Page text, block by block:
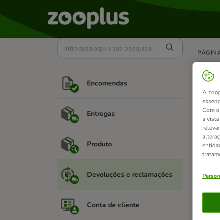
Encomendas
Entregas
Produto
Devoluções e reclamações
Conta de cliente
Ao
Para
A
Com
a